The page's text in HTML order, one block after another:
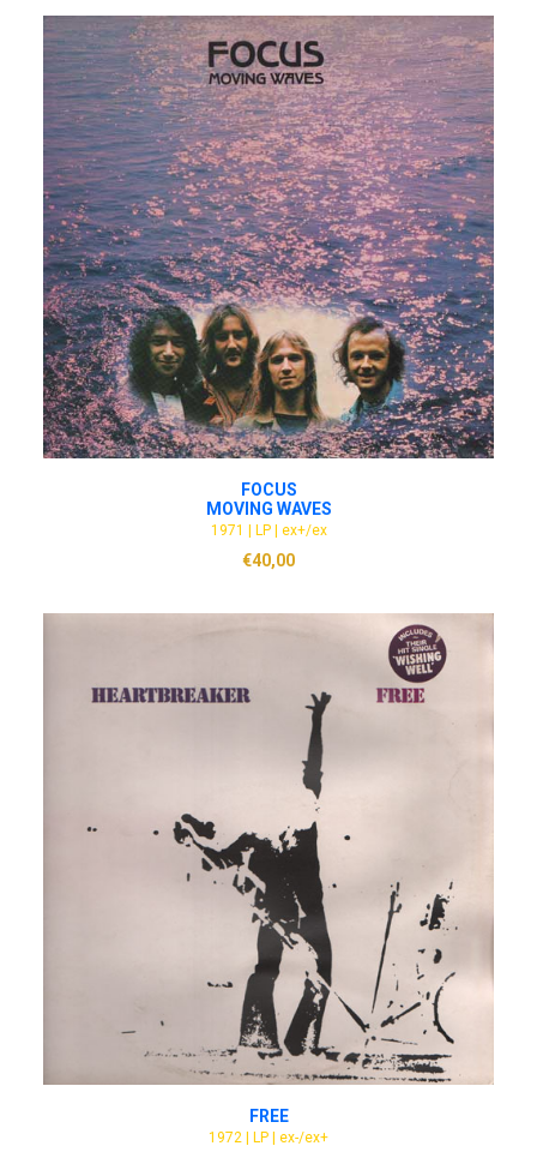
ADD TO CART
FOCUS
MOVING WAVES
1971 | LP | ex+/ex
€40,00
ADD TO CART
FREE
1972 | LP | ex-/ex+